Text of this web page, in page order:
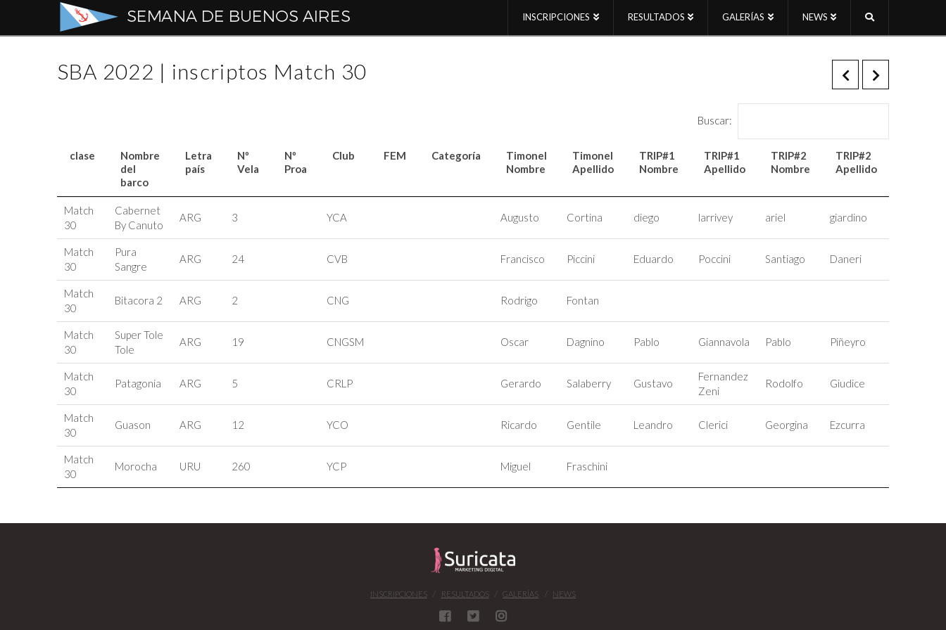
Semana
de
Aires
INSCRIPCIONES RESULTADOS GALERÍAS NEWS
SBA 2022 | inscriptos Match 30
Buscar:
clase
Nombre
del
barco
Letra
país
Nº
Vela
Nº
Proa
Club FEM Categoría
Timonel
Nombre
Timonel
Apellido
TRIP#1
Nombre
TRIP#1
Apellido
TRIP#2
Nombre
TRIP#2
Apellido
del
barco
país
Vela
Nombre
Apellido
Nombre
Apellido
Nombre
Apellido
Match
30
Cabernet
By Canuto
ARG 3 YCA Augusto Cortina diego larrivey ariel giardino
Match
30
Pura
Sangre
ARG 24 CVB Francisco Piccini Eduardo Poccini Santiago Daneri
Match
30
Bitacora 2 ARG 2 CNG Rodrigo Fontan
Match
30
Super Tole
Tole
ARG 19 CNGSM Oscar Dagnino Pablo Giannavola Pablo Piñeyro
Match
30
Patagonia ARG 5 CRLP Gerardo Salaberry Gustavo
Fernandez
Zeni
Rodolfo Giudice
Match
30
Guason ARG 12 YCO Ricardo Gentile Leandro Clerici Georgina Ezcurra
Match
30
Morocha URU 260 YCP Miguel Fraschini
INSCRIPCIONES RESULTADOS GALERÍAS NEWS